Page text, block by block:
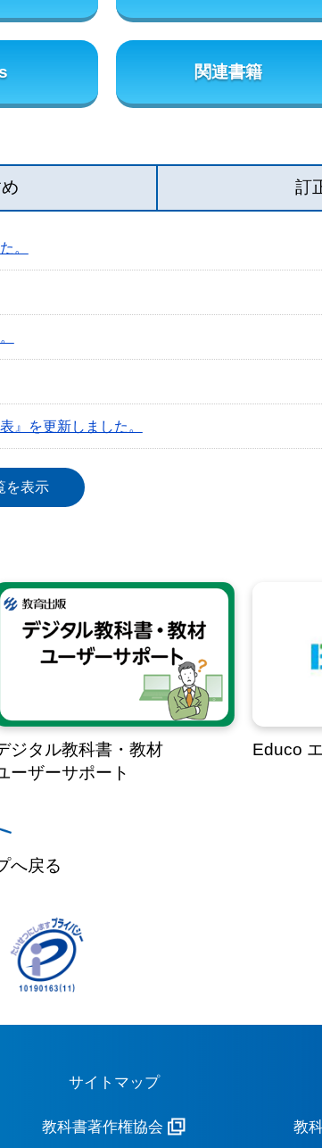
関連書籍
訂
。
』を更新しました。
を表示
ジタル教科書・教材
ーザーサポート
Educo
へ戻る
サイトマップ
教科書著作権協会 教